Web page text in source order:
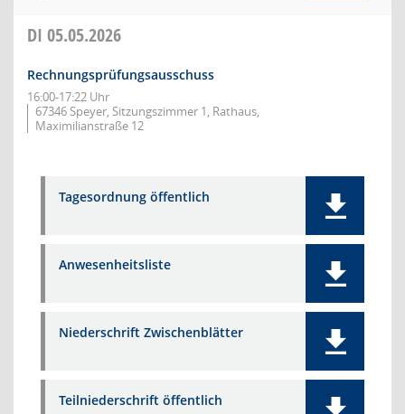
DI 05.05.2026
Rechnungsprüfungsausschuss
16:00-17:22 Uhr
67346 Speyer, Sitzungszimmer 1, Rathaus,
Maximilianstraße 12
Tagesordnung öffentlich
Anwesenheitsliste
Niederschrift Zwischenblätter
Teilniederschrift öffentlich